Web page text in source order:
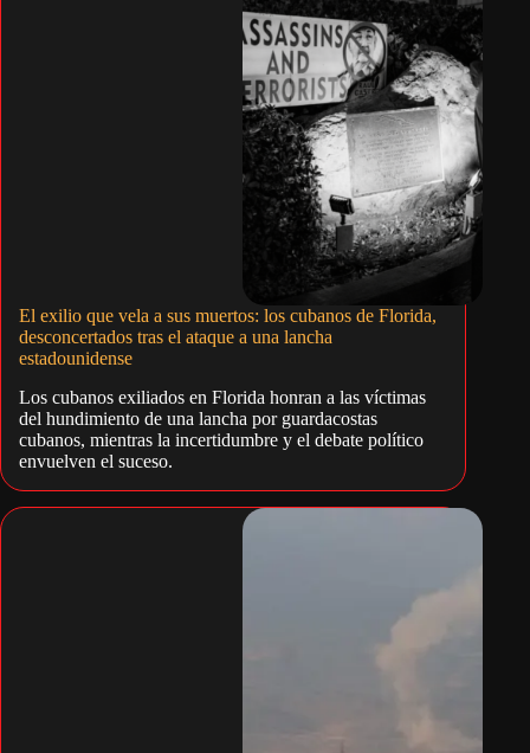
El exilio que vela a sus muertos: los cubanos de Florida,
desconcertados tras el ataque a una lancha
estadounidense
Los cubanos exiliados en Florida honran a las víctimas
del hundimiento de una lancha por guardacostas
cubanos, mientras la incertidumbre y el debate político
envuelven el suceso.